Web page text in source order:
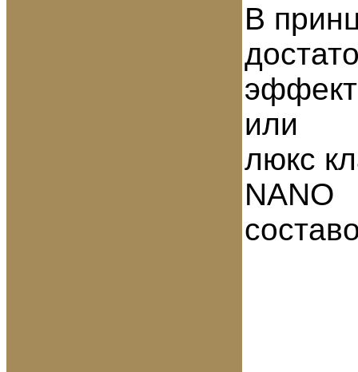
В
или
люкс
NANO